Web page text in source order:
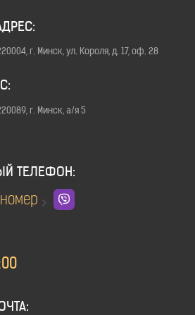
г. Минск, ул. Короля, д. 17, оф. 28
г. Минск, а/я 5
ТЕЛЕФОН: